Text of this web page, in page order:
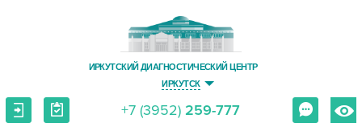
ИРКУТСКИЙ ДИАГНОСТИЧЕСКИЙ ЦЕНТР
ИРКУТСК
+7 (3952) 259-777